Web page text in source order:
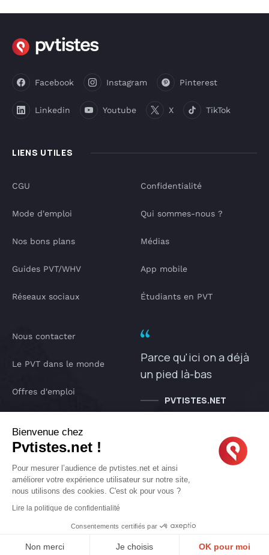
LIENS UTILES
Facebook Instagram Pinterest
Linkedin Youtube X TikTok
CGU
Mode d'emploi
Nos bons plans
Guides PVT/WHV
Réseaux sociaux
Confidentialité
Qui sommes-nous ?
Médias
App mobile
Étudiants en PVT
Nous contacter
Le PVT dans le monde
Offres d'emploi
IA pvtistes
Parce qu'ici on a déjà
un pied là-bas
PVTISTES.NET
Copyright © 2005-2026 pvtistes.net
Bienvenue chez
Pvtistes.net !
Pour mesurer l’audience de pvtistes.net et ainsi
améliorer votre expérience utilisateur sur notre site,
nous utilisons des cookies. C'est ok pour vous ?
Lire la politique de confidentialité
Consentements certifiés par
Non merci Je choisis OK pour moi